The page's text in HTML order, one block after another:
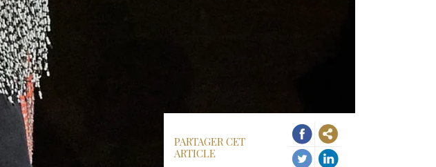
PARTAGER CET
ARTICLE